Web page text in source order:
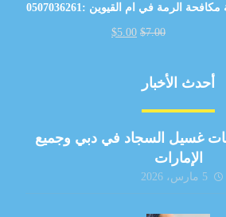
الرمة في ام القيوين :0507036261
$7.00
$5.00
أحدث الأخبار
غسيل السجاد في دبي وجميع
الإمارات
5 مارس، 2026